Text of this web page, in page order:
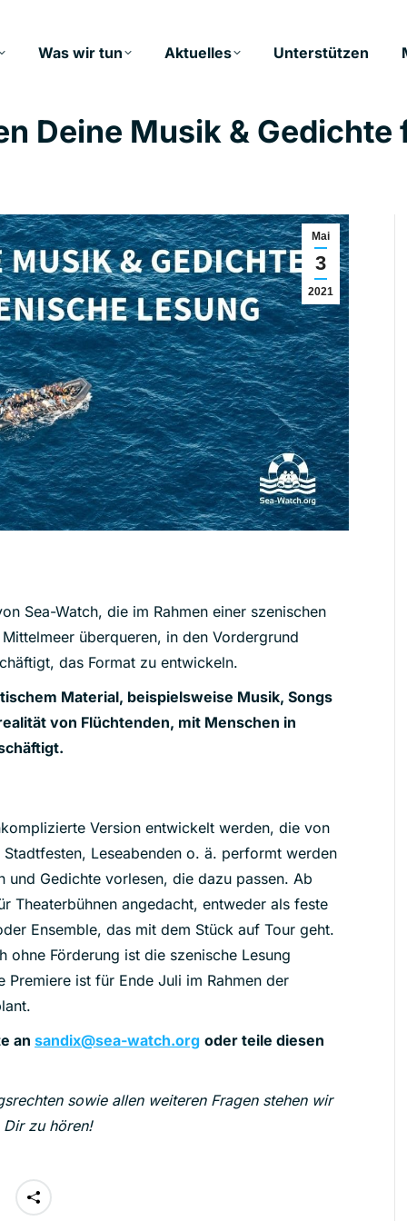
Was wir tun Aktuelles Unterstützen
Deine Musik &
Mai
3
2021
Sea-Watch, die im Rahmen einer szenischen
überqueren, in den Vordergrund
das Format zu entwickeln.
Material, beispielsweise Musik, Songs
von Flüchtenden, mit Menschen in
Version entwickelt werden, die von
Leseabenden o. ä. performt werden
Gedichte vorlesen, die dazu passen. Ab
Theaterbühnen angedacht, entweder als feste
Ensemble, das mit dem Stück auf Tour geht.
Förderung ist die szenische Lesung
ist für Ende Juli im Rahmen der
an sandix@sea-watch.org oder teile diesen
sowie allen weiteren Fragen stehen wir
zu hören!